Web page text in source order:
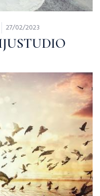
27/02/2023